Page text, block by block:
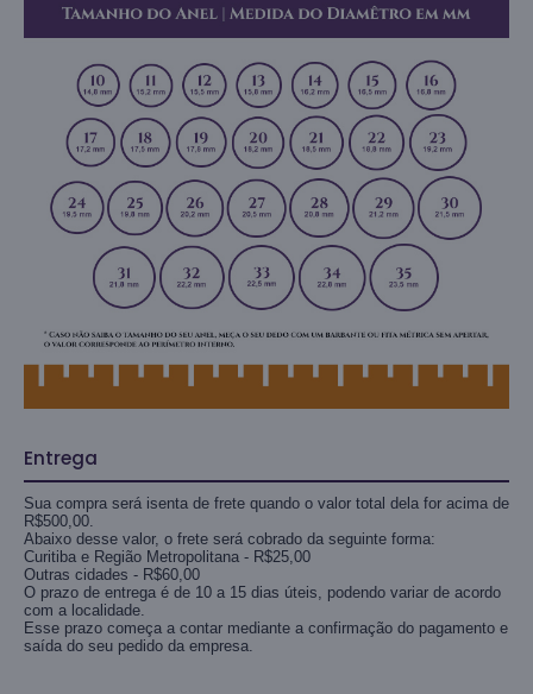
Entrega
Sua compra será isenta de frete quando o valor total dela for acima de
R$500,00.
Abaixo desse valor, o frete será cobrado da seguinte forma:
Curitiba e Região Metropolitana - R$25,00
Outras cidades - R$60,00
O prazo de entrega é de 10 a 15 dias úteis, podendo variar de acordo
com a localidade.
Esse prazo começa a contar mediante a confirmação do pagamento e
saída do seu pedido da empresa.